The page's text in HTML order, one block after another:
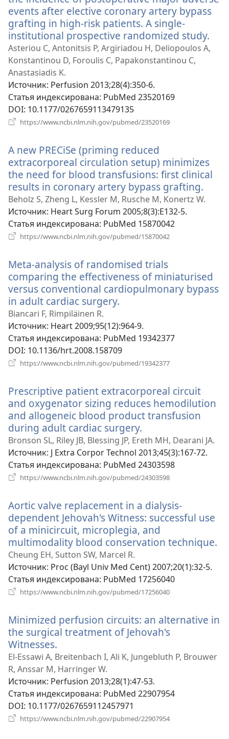
events after elective coronary artery bypass
grafting in high-risk patients. A single-
institutional prospective randomized study.
в
Asteriou C, Antonitsis P, Argiriadou H, Deliopoulos A,
Konstantinou D, Foroulis C, Papakonstantinou C,
Anastasiadis K.
Источник‎: Perfusion 2013;28(4):350-6.
Статья индексирована‎: PubMed 23520169
DOI‎: 10.1177/0267659113479135
https://www.ncbi.nlm.nih.gov/pubmed/23520169
A new PRECiSe (priming reduced
extracorporeal circulation setup) minimizes
the need for blood transfusions: first clinical
results in coronary artery bypass grafting.
в
Beholz S, Zheng L, Kessler M, Rusche M, Konertz W.
Источник‎: Heart Surg Forum 2005;8(3):E132-5.
Статья индексирована‎: PubMed 15870042
https://www.ncbi.nlm.nih.gov/pubmed/15870042
Meta-analysis of randomised trials
comparing the effectiveness of miniaturised
versus conventional cardiopulmonary bypass
in adult cardiac surgery.
новом
окне)
Biancari F, Rimpiläinen R.
Источник‎: Heart 2009;95(12):964-9.
Статья индексирована‎: PubMed 19342377
DOI‎: 10.1136/hrt.2008.158709
https://www.ncbi.nlm.nih.gov/pubmed/19342377
окне)
Prescriptive patient extracorporeal circuit
and oxygenator sizing reduces hemodilution
and allogeneic blood product transfusion
during adult cardiac surgery.
в
новом
окне)
Bronson SL, Riley JB, Blessing JP, Ereth MH, Dearani JA.
Источник‎: J Extra Corpor Technol 2013;45(3):167-72.
Статья индексирована‎: PubMed 24303598
https://www.ncbi.nlm.nih.gov/pubmed/24303598
окне)
Aortic valve replacement in a dialysis-
dependent Jehovah's Witness: successful use
of a minicircuit, microplegia, and
multimodality blood conservation technique.
Cheung EH, Sutton SW, Marcel R.
Источник‎: Proc (Bayl Univ Med Cent) 2007;20(1):32-5.
Статья индексирована‎: PubMed 17256040
https://www.ncbi.nlm.nih.gov/pubmed/17256040
окне)
Minimized perfusion circuits: an alternative in
the surgical treatment of Jehovah's
Witnesses.
в
новом
окне)
El-Essawi A, Breitenbach I, Ali K, Jungebluth P, Brouwer
R, Anssar M, Harringer W.
Источник‎: Perfusion 2013;28(1):47-53.
Статья индексирована‎: PubMed 22907954
DOI‎: 10.1177/0267659112457971
https://www.ncbi.nlm.nih.gov/pubmed/22907954